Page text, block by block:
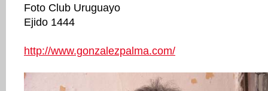
Foto Club Uruguayo
Ejido 1444
http://www.gonzalezpalma.com/